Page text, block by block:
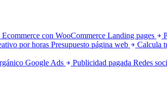
Ecommerce con WooCommerce Landing pages
por horas Presupuesto página web
Calcula
Google Ads Publicidad pagada Redes